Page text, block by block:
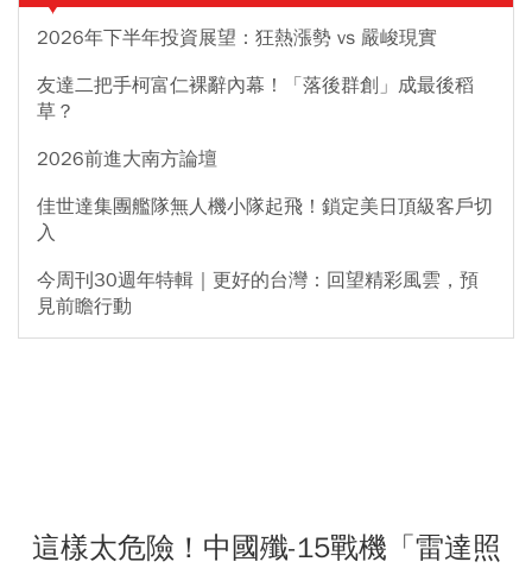
2026年下半年投資展望：狂熱漲勢 vs 嚴峻現實
友達二把手柯富仁裸辭內幕！「落後群創」成最後稻
草？
2026前進大南方論壇
佳世達集團艦隊無人機小隊起飛！鎖定美日頂級客戶切
入
今周刊30週年特輯｜更好的台灣：回望精彩風雲，預
見前瞻行動
這樣太危險！中國殲-15戰機「雷達照